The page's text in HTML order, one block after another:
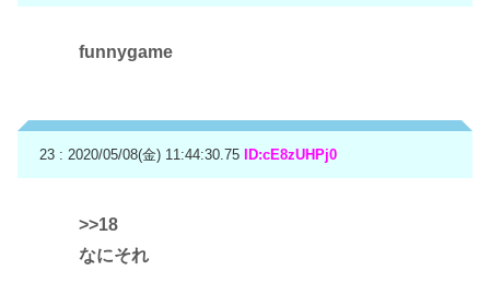
funnygame
23 : 2020/05/08(金) 11:44:30.75 ID:cE8zUHPj0
>>18
なにそれ